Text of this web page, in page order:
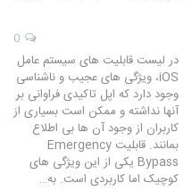
در لیست قابلیت های سیستم عامل
iOS، ویژگی های عجیب و ناشناسی
وجود دارد که اپل تاکیدی فراوانی بر
آنها نداشته و ممکن است بسیاری از
کاربران از وجود آن ها بی اطلاع
بمانند. قابلیت Emergency
Bypass یکی از این ویژگی های
کوچیک اما کاربردی است. به…